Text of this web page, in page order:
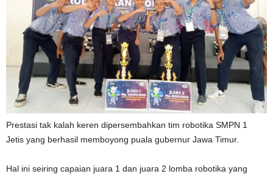
Prestasi tak kalah keren dipersembahkan tim robotika SMPN 1
Jetis yang berhasil memboyong puala gubernur Jawa Timur.
Hal ini seiring capaian juara 1 dan juara 2 lomba robotika yang